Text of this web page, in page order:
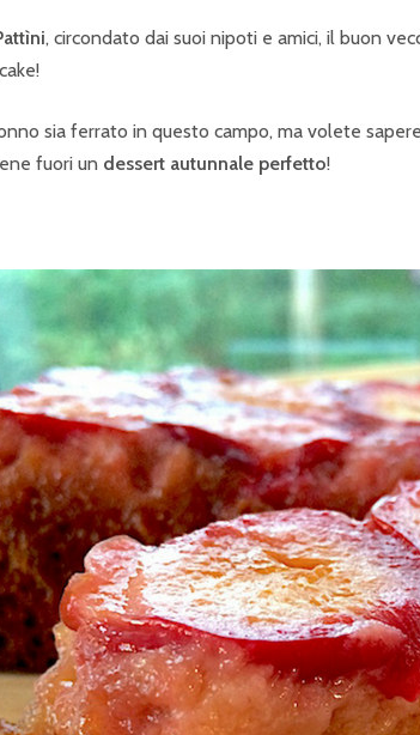
, circondato dai suoi nipoti e amici, il buon
sia ferrato in questo campo, ma volete
fuori un dessert autunnale perfetto!